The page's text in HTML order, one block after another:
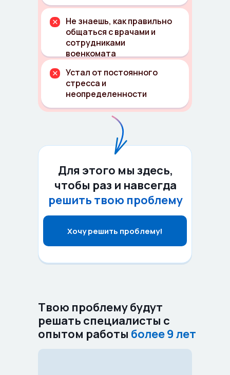
Для этого мы здесь,
чтобы раз и навсегда
решить твою проблему
Устал от постоянного
стресса и
неопределенности
Не знаешь, как правильно
общаться с врачами и
сотрудниками
военкомата
Хочу решить проблему!
Твою проблему будут
решать специалисты с
опытом работы более 9 лет